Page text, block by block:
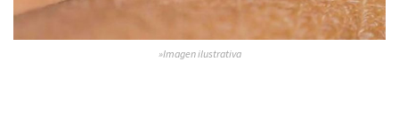
»Imagen ilustrativa